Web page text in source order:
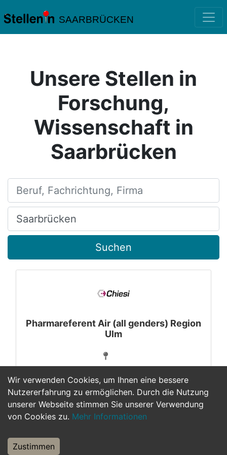
SAARBRÜCKEN
Wir verwenden Cookies, um Ihnen eine bessere
Nutzererfahrung zu ermöglichen. Durch die Nutzung
unserer Webseite stimmen Sie unserer Verwendung
von Cookies zu. Mehr Informationen
Zustimmen
Unsere Stellen in
Forschung,
Wissenschaft in
Saarbrücken
Beruf, Fachrichtung, Firma
Ort, Stadt
Suchen
Pharmareferent Air (all genders) Region
Ulm
1